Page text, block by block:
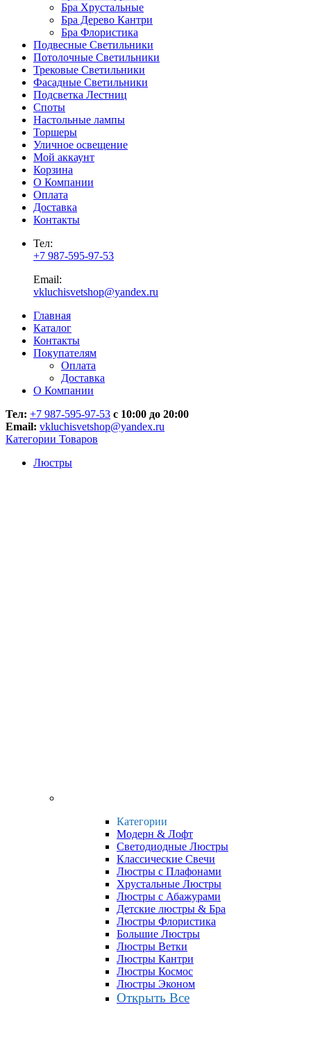
Бра Хрустальные
Бра Дерево Кантри
Бра Флористика
Подвесные Светильники
Потолочные Светильники
Трековые Светильники
Фасадные Светильники
Подсветка Лестниц
Споты
Настольные лампы
Торшеры
Уличное освещение
Мой аккаунт
Корзина
О Компании
Оплата
Доставка
Контакты
Тел:
+7 987-595-97-53
Email:
vkluchisvetshop@yandex.ru
Главная
Каталог
Контакты
Покупателям
Оплата
Доставка
О Компании
Тел: +7 987-595-97-53 с 10:00 до 20:00
Email: vkluchisvetshop@yandex.ru
Категории Товаров
Люстры
Категории
Модерн & Лофт
Светодиодные Люстры
Классические Свечи
Люстры с Плафонами
Хрустальные Люстры
Люстры с Абажурами
Детские люстры & Бра
Люстры Флористика
Большие Люстры
Люстры Ветки
Люстры Кантри
Люстры Космос
Люстры Эконом
Открыть Все